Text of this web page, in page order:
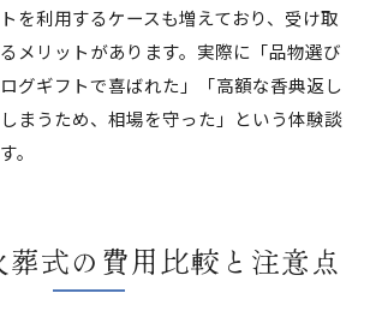
を利用するケースも増えており、受け取
メリットがあります。実際に「品物選び
グギフトで喜ばれた」「高額な香典返し
まうため、相場を守った」という体験談
。
式の費用比較と注意点